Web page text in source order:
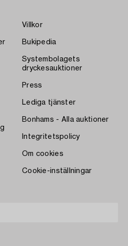
Villkor
Bukipedia
Systembolagets
dryckesauktioner
Press
Lediga tjänster
Bonhams - Alla auktioner
Integritetspolicy
Om cookies
Cookie-inställningar